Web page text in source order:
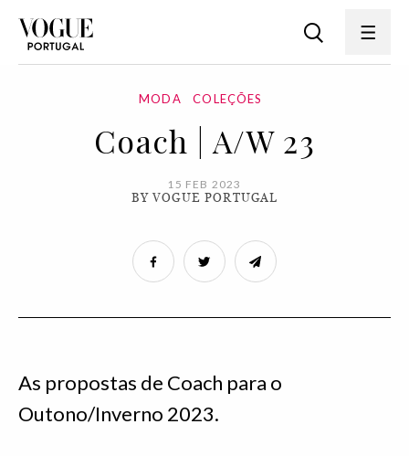
MODA COLEÇÕES
Coach | A/W 23
15 FEB 2023
BY VOGUE PORTUGAL
As propostas de Coach para o
Outono/Inverno 2023.